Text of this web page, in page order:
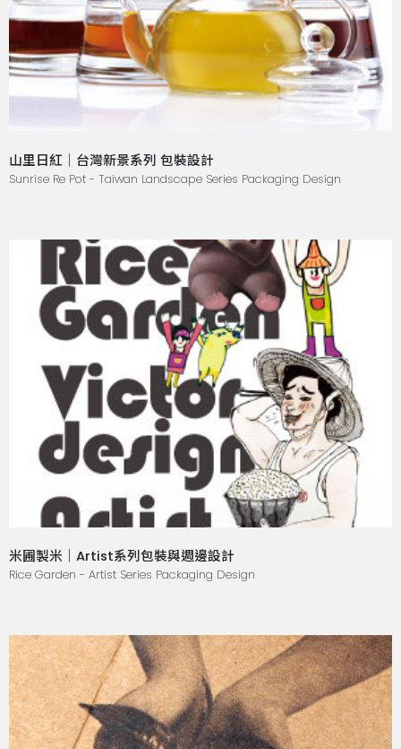
山里日紅｜台灣新景系列 包裝設計
Sunrise Re Pot - Taiwan Landscape Series Packaging Design
米圃製米｜Artist系列包裝與週邊設計
Rice Garden - Artist Series Packaging Design